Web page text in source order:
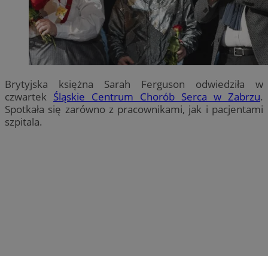
Brytyjska księżna Sarah Ferguson odwiedziła w
czwartek Śląskie Centrum Chorób Serca w Zabrzu.
Spotkała się zarówno z pracownikami, jak i pacjentami
szpitala.